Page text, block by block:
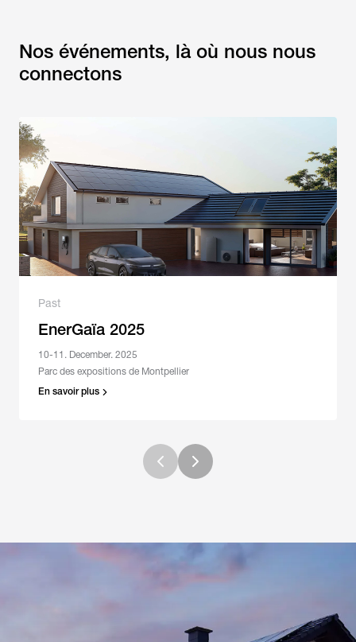
Nos événements, là où nous nous
connectons
Past
EnerGaïa 2025
10-11. December. 2025
Parc des expositions de Montpellier
En savoir plus